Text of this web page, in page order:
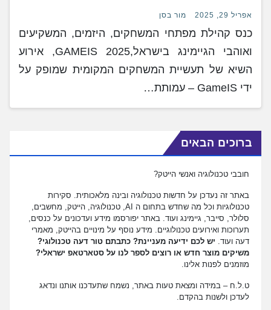
אפריל 29, 2025 מור בסן
כנס קהילת מפתחי המשחקים, היזמים, המשקיעים
ואוהבי הגיימינג בישראל,GAMEIS 2025, אירוע
השיא של תעשיית המשחקים המקומית שמופק על
ידי GameIS – עמותת…
ברוכים הבאים
חובבי טכנולוגיה ואנשי הייטק?
באתר זה נעדכן על חדשות טכנולוגיה ובינה מלאכותית. סקירות
טכנולוגיות וכל מה שחדש בתחום ה AI, טכנולוגיה, הייטק, מחשבים,
סלולר, סייבר, גיימינג ועוד. באתר יפורסמו מידע ועדכונים על כנסים,
תערוכות ואירועים טכנולוגיים. מידע נוסף על מינויים בהייטק, מאמרי
דעה ועוד. יש לכם ידיעה מעניינת? כתבתם טור דעה טכנולוגי?
משיקים מוצר חדש או רוצים לספר לנו על סטארטאפ ישראלי?
מוזמנים לפנות אלינו.
ט.ל.ח – במידה ומצאת טעות באתר, נשמח שתעדכנו אותנו ונדאג
לעדכן ולשנות בהקדם.